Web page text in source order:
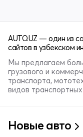
AUTO.UZ — один из
сайтов в узбекском
Мы предлагаем
грузового и
транспорта,
видов
Новые авто